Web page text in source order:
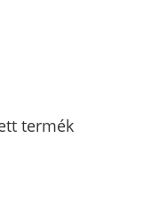
termék